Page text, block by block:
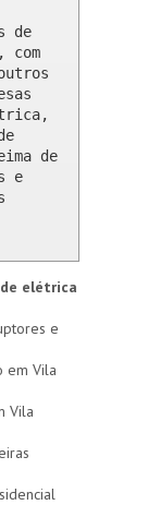
de
com
de
e
elétrica
e
em Vila
Vila